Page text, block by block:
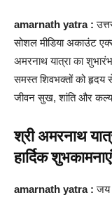
amarnath yatra :
सोशल मीडिया अकाउंट
अमरनाथ यात्रा का
समस्त शिवभक्तों को हृदय से
जीवन सुख, शांति और
श्री अमरनाथ
हार्दिक शुभकामनाएं
amarnath yatra :जय